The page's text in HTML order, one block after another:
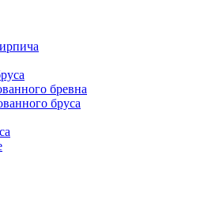
бревна
бруса